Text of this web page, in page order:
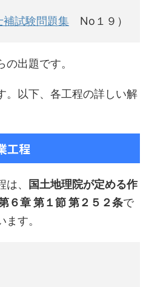
試験問題集 No１９）
の出題です。
。以下、各工程の詳しい解
工程
、
国土地理院が定める作
６章 第１節 第２５２条で
す。